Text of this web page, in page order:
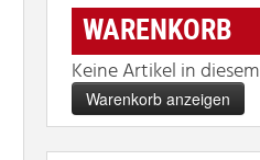
WARENKORB
Keine Artikel in